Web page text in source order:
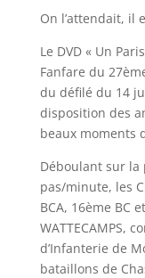
On l’attendait, il
Le DVD « Un
Fanfare du
du défilé du 14
disposition des
beaux moments
Déboulant sur la
pas/minute, les
BCA, 16ème BC
WATTECAMPS,
d’Infanterie de
bataillons de